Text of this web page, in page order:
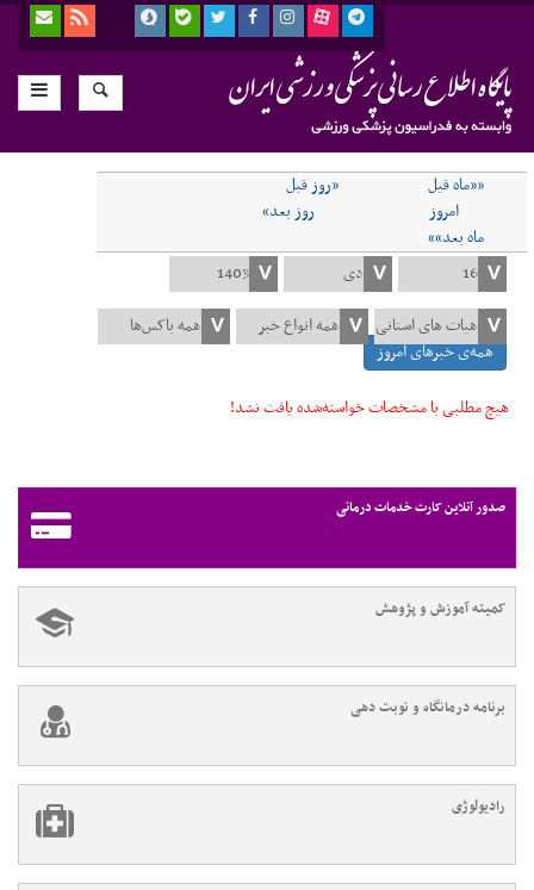
««ماه قبل
«روز قبل
امروز
روز بعد»
ماه بعد»»
همه‌ی خبرهای امروز
هیچ مطلبی با مشخصات خواسته‌شده یافت نشد!
صدور آنلاین کارت خدمات درمانی
کمیته آموزش و پژوهش
برنامه درمانگاه و نوبت دهی
رادیولوژی